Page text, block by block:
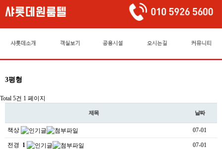
3평형
Total 5건 1 페이지
제목 날짜
책상 07-01
전경 1 07-01